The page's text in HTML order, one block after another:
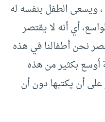
ويسعى الطفل بنفسه له
أي أنه لا يقتصر
نحن أطفالنا في هذه
أوسع بكثير من هذه
أن يكتبها دون أن